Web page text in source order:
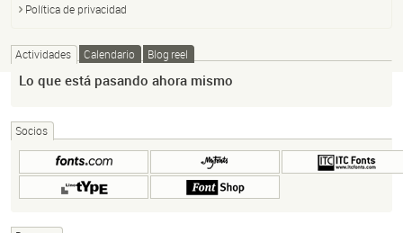
Política de privacidad
Actividades Calendario Blog reel
Lo que está pasando ahora mismo
Socios